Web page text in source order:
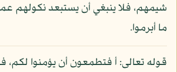
شيمهم، فلا ينبغي أن يستبعد نكولهم
ما أبرموا.
قوله تعالى: أ فتطمعون أن يؤمنوا لكم،